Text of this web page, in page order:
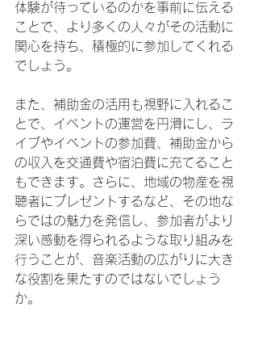
体験が待っているのかを事前に伝える
ことで、より多くの人々がその活動に
関心を持ち、積極的に参加してくれる
でしょう。
また、補助金の活用も視野に入れるこ
とで、イベントの運営を円滑にし、ラ
イブやイベントの参加費、補助金から
の収入を交通費や宿泊費に充てること
もできます。さらに、地域の物産を視
聴者にプレゼントするなど、その地な
らではの魅力を発信し、参加者がより
深い感動を得られるような取り組みを
行うことが、音楽活動の広がりに大き
な役割を果たすのではないでしょう
か。